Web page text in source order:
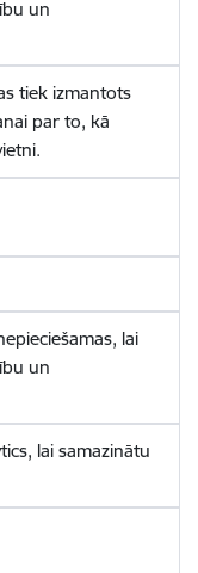
un
tiek izmantots
par to, kā
lai
un
lai samazinātu